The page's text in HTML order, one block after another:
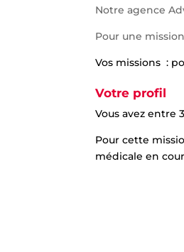
Notre agence
Pour une
Vos missions :
Votre profil
Vous avez entre
Pour cette
médicale en